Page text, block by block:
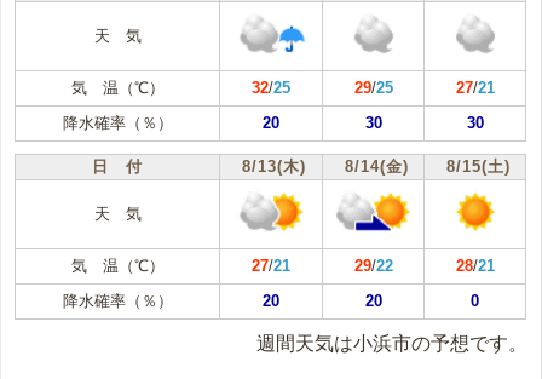
天 気
気 温（℃） 32/25 29/25 27/21
降水確率（％）
20 30 30
日 付 8/13(木) 8/14(金) 8/15(土)
天 気
気 温（℃） 27/21 29/22 28/21
降水確率（％）
20 20 0
週間天気は小浜市の予想です。